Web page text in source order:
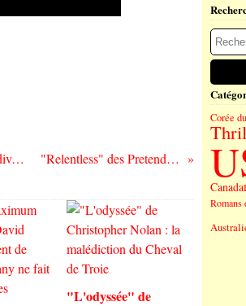
"Dévoré par les flammes" de Laura Sarmiento Pallarés : un fait-divers célèbre et incompréhensible "Relentless" des Pretenders : en avant !
"L'odyssée" de
Corée
Canada
Romans